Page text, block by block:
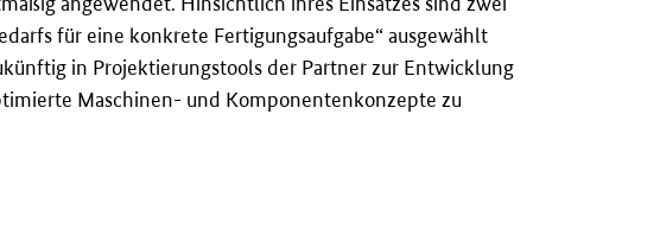
für eine konkrete Fertigungsaufgabe“ ausgewählt
in Projektierungstools der Partner zur Entwicklung
Maschinen- und Komponentenkonzepte zu